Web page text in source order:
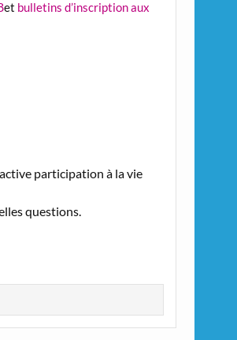
et bulletins d’inscription aux
participation à la vie
questions.